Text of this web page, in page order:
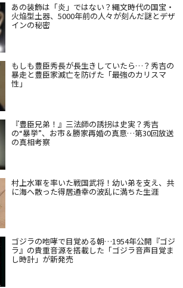
あの装飾は「炎」ではない？縄文時代の国宝・
火焔型土器、5000年前の人々が刻んだ謎とデザ
インの秘密
もしも豊臣秀長が長生きしていたら…？秀吉の
暴走と豊臣家滅亡を防げた「最強のカリスマ
性」
『豊臣兄弟！』三法師の誘拐は史実？秀吉
の“暴挙”、お市＆勝家再婚の真意…第30回放送
の真相考察
村上水軍を率いた戦国武将！幼い弟を支え、共
に海へ散った得居通幸の波乱に満ちた生涯
ゴジラの咆哮で目覚める朝…1954年公開『ゴジ
ラ』の貴重音源を搭載した「ゴジラ音声目覚ま
し時計」が新発売